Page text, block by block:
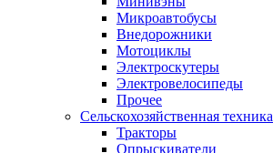
Микроавтобусы
Внедорожники
Мотоциклы
Электроскутеры
Электровелосипеды
Прочее
Сельскохозяйственная техника
Тракторы
Опрыскиватели